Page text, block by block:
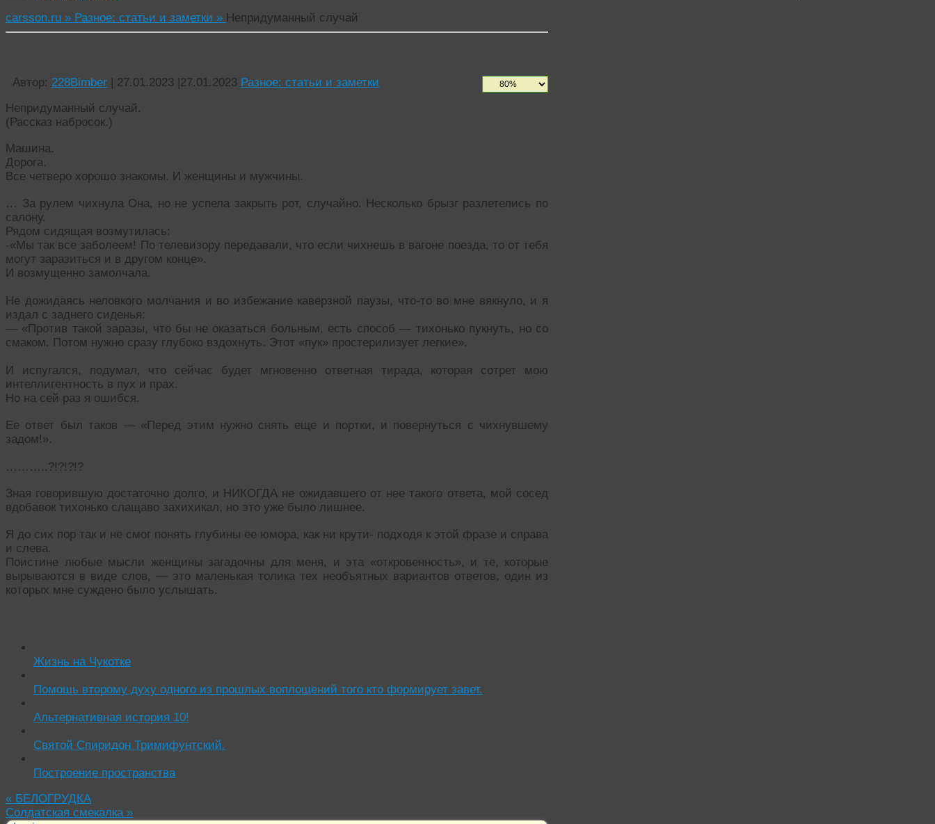
carsson.ru » Разное: статьи и заметки » Непридуманный случай
Автор: 228Bimber | 27.01.2023 |27.01.2023 Разное: статьи и заметки
Непридуманный случай.
(Рассказ набросок.)
Машина.
Дорога.
Все четверо хорошо знакомы. И женщины и мужчины.
… За рулем чихнула Она, но не успела закрыть рот, случайно. Несколько брызг разлетелись по
салону.
Рядом сидящая возмутилась:
-«Мы так все заболеем! По телевизору передавали, что если чихнешь в вагоне поезда, то от тебя
могут заразиться и в другом конце».
И возмущенно замолчала.
Не дожидаясь неловкого молчания и во избежание каверзной паузы, что-то во мне вякнуло, и я
издал с заднего сиденья:
— «Против такой заразы, что бы не оказаться больным, есть способ — тихонько пукнуть, но со
смаком. Потом нужно сразу глубоко вздохнуть. Этот «пук» простерилизует легкие».
И испугался, подумал, что сейчас будет мгновенно ответная тирада, которая сотрет мою
интеллигентность в пух и прах.
Но на сей раз я ошибся.
Ее ответ был таков — «Перед этим нужно снять еще и портки, и повернуться с чихнувшему
задом!».
………..?!?!?!?
Зная говорившую достаточно долго, и НИКОГДА не ожидавшего от нее такого ответа, мой сосед
вдобавок тихонько слащаво захихикал, но это уже было лишнее.
Я до сих пор так и не смог понять глубины ее юмора, как ни крути- подходя к этой фразе и справа
и слева.
Поистине любые мысли женщины загадочны для меня, и эта «откровенность», и те, которые
вырываются в виде слов, — это маленькая толика тех необъятных вариантов ответов, один из
которых мне суждено было услышать.
Жизнь на Чукотке
Помощь второму духу одного из прошлых воплощений того кто формирует завет.
Альтернативная история 10!
Святой Спиридон Тримифунтский.
Построение пространства
« БЕЛОГРУДКА
Солдатская смекалка »